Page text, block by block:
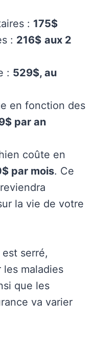
: 175$
: 216$ aux 2
: 529$, au
en fonction des
par an
coûte en
par mois. Ce
la vie de votre
serré,
les maladies
que les
va varier